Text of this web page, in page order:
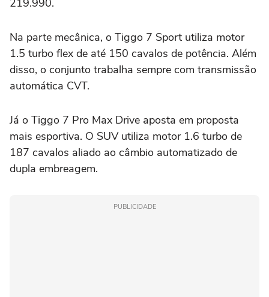
219.990.
Na parte mecânica, o Tiggo 7 Sport utiliza motor
1.5 turbo flex de até 150 cavalos de potência. Além
disso, o conjunto trabalha sempre com transmissão
automática CVT.
Já o Tiggo 7 Pro Max Drive aposta em proposta
mais esportiva. O SUV utiliza motor 1.6 turbo de
187 cavalos aliado ao câmbio automatizado de
dupla embreagem.
PUBLICIDADE